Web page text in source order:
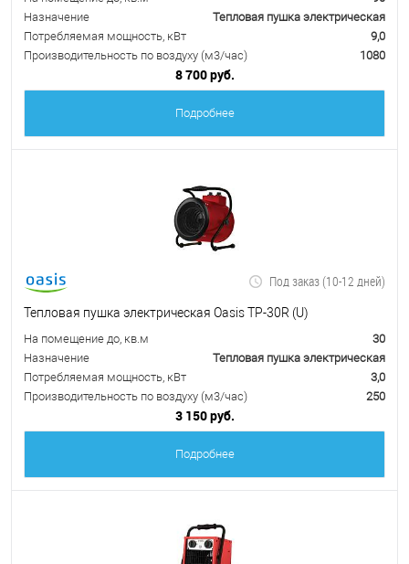
Назначение
Тепловая пушка электрическая
Потребляемая мощность, кВт
9,0
Производительность по воздуху (м3/час)
1080
8 700 руб.
Подробнее
Под заказ (10-12 дней)
Тепловая пушка электрическая Oasis TP-30R (U)
На помещение до, кв.м
30
Назначение
Тепловая пушка электрическая
Потребляемая мощность, кВт
3,0
Производительность по воздуху (м3/час)
250
3 150 руб.
Подробнее